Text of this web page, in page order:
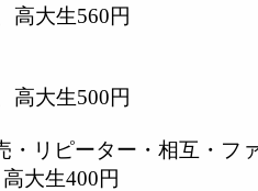
高大生560円
高大生500円
・リピーター・相互・フ
大生400円